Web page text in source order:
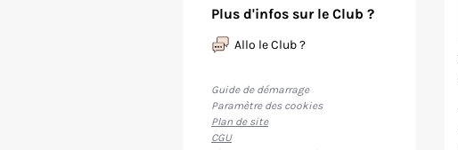
Plus d'infos sur le Club ?
Allo le Club ?
Guide de démarrage
Paramètre des cookies
Plan de site
CGU